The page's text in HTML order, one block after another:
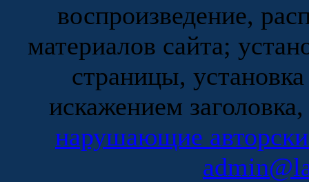
воспроизведение,
материалов сайта;
страницы,
искажением
нарушающие